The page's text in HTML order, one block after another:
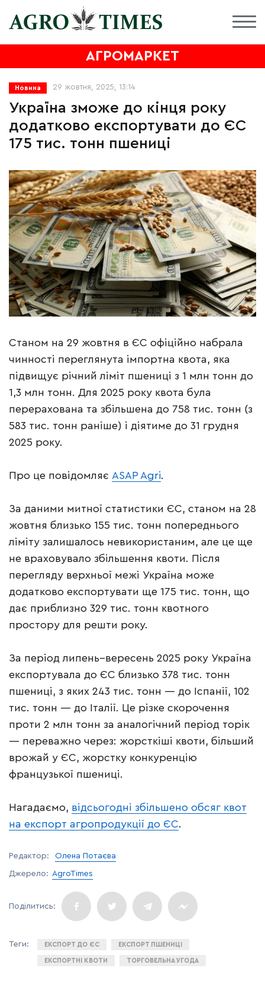
АГРОМАРКЕТ
Новина 29 жовтня, 2025, 13:14
Україна зможе до кінця року
додатково експортувати до ЄС
175 тис. тонн пшениці
Станом на 29 жовтня в ЄС офіційно набрала
чинності переглянута імпортна квота, яка
підвищує річний ліміт пшениці з 1 млн тонн до
1,3 млн тонн. Для 2025 року квота була
перерахована та збільшена до 758 тис. тонн (з
583 тис. тонн раніше) і діятиме до 31 грудня
2025 року.
Про це повідомляє ASAP Agri.
За даними митної статистики ЄС, станом на 28
жовтня близько 155 тис. тонн попереднього
ліміту залишалось невикористаним, але це ще
не враховувало збільшення квоти. Після
перегляду верхньої межі Україна може
додатково експортувати ще 175 тис. тонн, що
дає приблизно 329 тис. тонн квотного
простору для решти року.
За період липень–вересень 2025 року Україна
експортувала до ЄС близько 378 тис. тонн
пшениці, з яких 243 тис. тонн — до Іспанії, 102
тис. тонн — до Італії. Це різке скорочення
проти 2 млн тонн за аналогічний період торік
— переважно через: жорсткіші квоти, більший
врожай у ЄС, жорстку конкуренцію
французької пшениці.
Нагадаємо, відсьогодні збільшено обсяг квот
на експорт агропродукції до ЄС.
Редактор: Олена Потаєва
Джерело: AgroTimes
ЕКСПОРТ ДО ЄС ЕКСПОРТ ПШЕНИЦІ
ЕКСПОРТНІ КВОТИ ТОРГОВЕЛЬНА УГОДА